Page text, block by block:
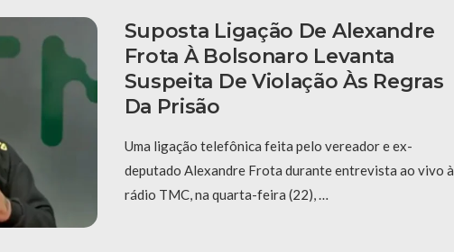
Suposta Ligação De Alexandre
Frota À Bolsonaro Levanta
Suspeita De Violação Às Regras
Da Prisão
Uma ligação telefônica feita pelo vereador e ex-
deputado Alexandre Frota durante entrevista ao vivo à
rádio TMC, na quarta-feira (22), …